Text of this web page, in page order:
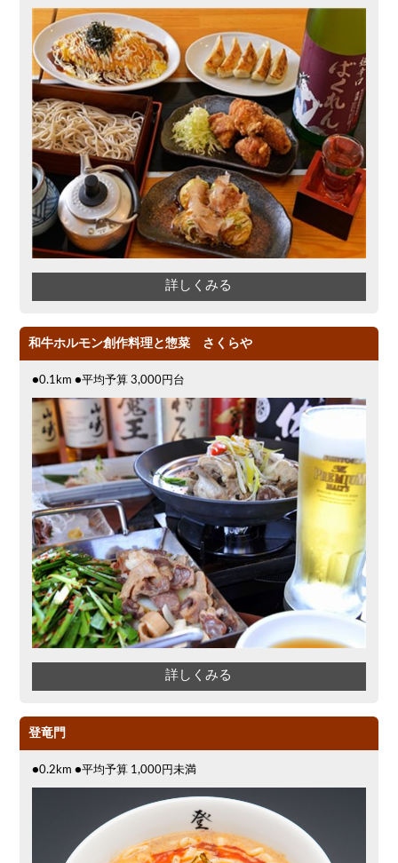
詳しくみる
和牛ホルモン創作料理と惣菜 さくらや
●0.1km ●平均予算 3,000円台
詳しくみる
登竜門
●0.2km ●平均予算 1,000円未満